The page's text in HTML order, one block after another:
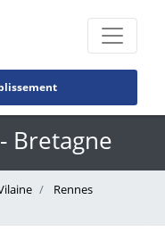
Bretagne
Rennes